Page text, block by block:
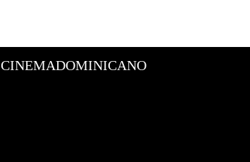
CINEMADOMINICANO